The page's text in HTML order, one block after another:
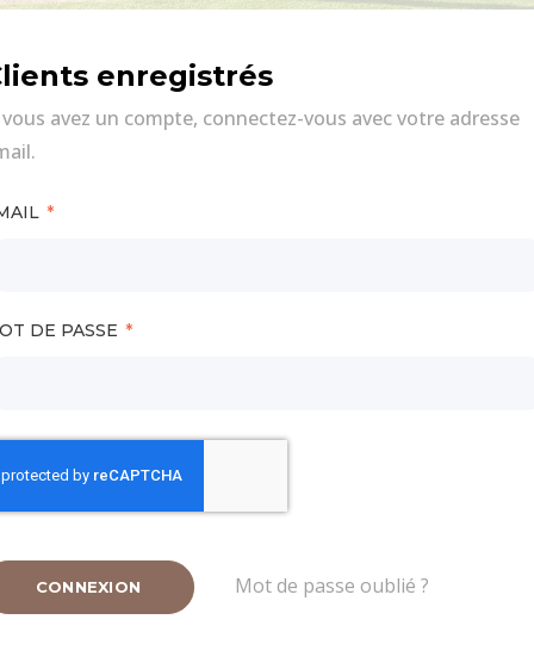
enregistrés
vous avez un compte, connectez-vous avec votre adresse
DE PASSE
CONNEXION Mot de passe oublié ?